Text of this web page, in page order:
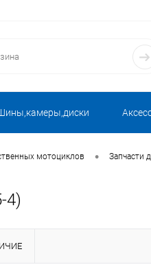
мотоциклов •
Запчасти
4)